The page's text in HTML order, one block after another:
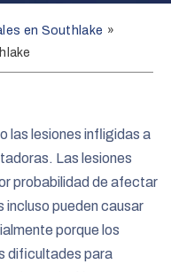
en Southlake »
las lesiones infligidas a
Las lesiones
probabilidad de afectar
incluso pueden causar
porque los
dificultades para